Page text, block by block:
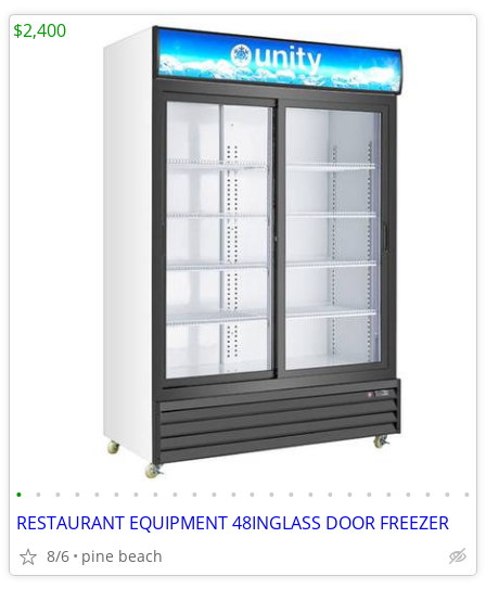
• • • • • • • • • • • • • • • • • • • • • • • •
RESTAURANT EQUIPMENT 48INGLASS DOOR FREEZER
8/6 pine beach
$2,400